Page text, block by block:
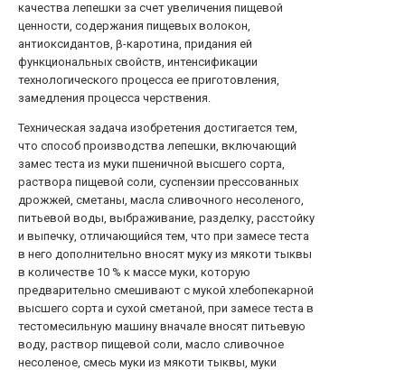
качества лепешки за счет увеличения пищевой
ценности, содержания пищевых волокон,
антиоксидантов, β-каротина, придания ей
функциональных свойств, интенсификации
технологического процесса ее приготовления,
замедления процесса черствения.
Техническая задача изобретения достигается тем,
что способ производства лепешки, включающий
замес теста из муки пшеничной высшего сорта,
раствора пищевой соли, суспензии прессованных
дрожжей, сметаны, масла сливочного несоленого,
питьевой воды, выбраживание, разделку, расстойку
и выпечку, отличающийся тем, что при замесе теста
в него дополнительно вносят муку из мякоти тыквы
в количестве 10 % к массе муки, которую
предварительно смешивают с мукой хлебопекарной
высшего сорта и сухой сметаной, при замесе теста в
тестомесильную машину вначале вносят питьевую
воду, раствор пищевой соли, масло сливочное
несоленое, смесь муки из мякоти тыквы, муки